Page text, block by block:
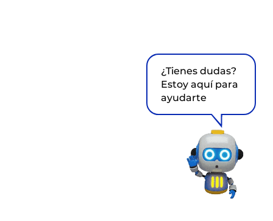
¿Tienes dudas?
Estoy aquí para
ayudarte